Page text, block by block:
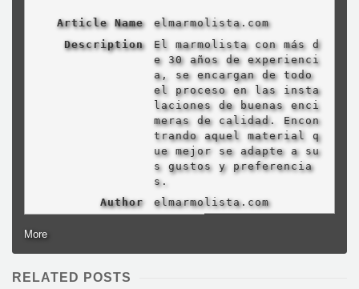
Article Name
elmarmolista.com
Description
El marmolista con más d
e 30 años de experienci
a, se encargan de todo
el proceso en las insta
laciones de buenas enci
meras de calidad. Encon
trando aquel material q
ue mejor se adapte a su
s gustos y preferencia
s.
Author
elmarmolista.com
More
RELATED POSTS